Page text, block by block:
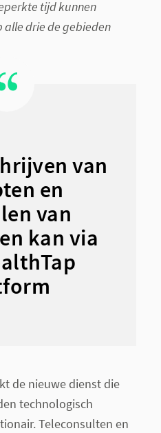
tijd kunnen
alle drie de gebieden
van
en
van
kan via
de nieuwe dienst die
technologisch
Teleconsulten en